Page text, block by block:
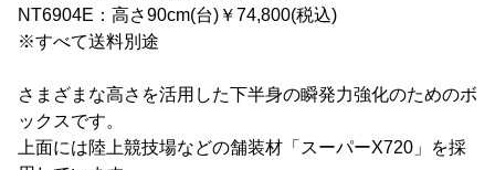
NT6904E：高さ90cm(台)￥74,800(税込)
※すべて送料別途
さまざまな高さを活用した下半身の瞬発力強化のためのボ
ックスです。
上面には陸上競技場などの舗装材「スーパーX720」を採